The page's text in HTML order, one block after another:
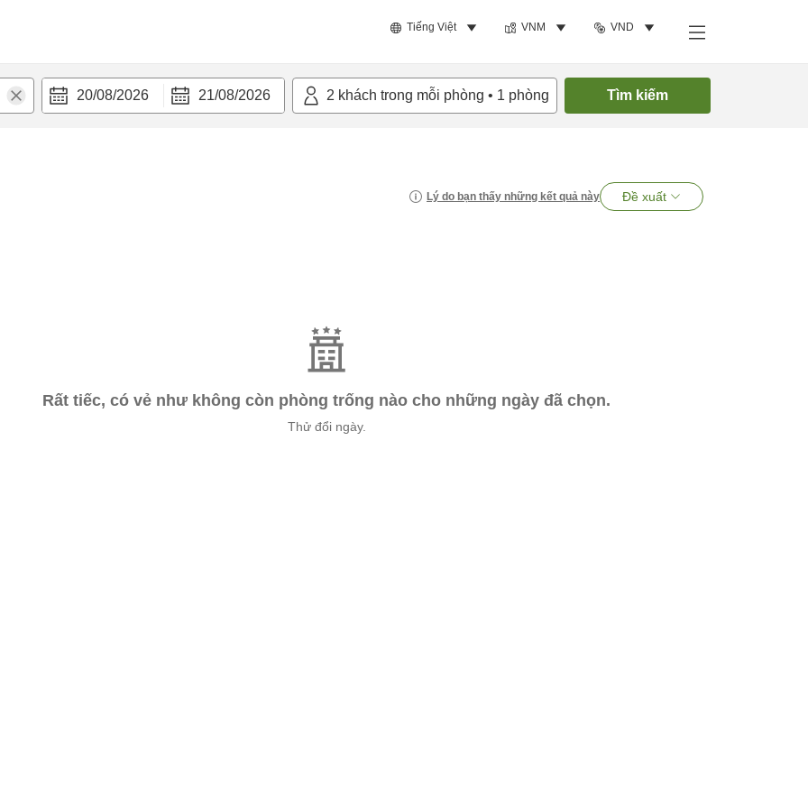
Tiếng Việt VNM VND
20/08/2026 21/08/2026 2 khách trong mỗi phòng • 1 phòng Tìm kiếm
Lý do bạn thấy những kết quả này Đề xuất
Rất tiếc, có vẻ như không còn phòng trống nào cho những ngày đã chọn.
Thử đổi ngày.